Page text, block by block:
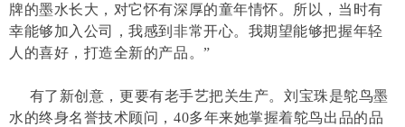
牌的墨水长大，对它怀有深厚的童年情怀。所以，当时有
幸能够加入公司，我感到非常开心。我期望能够把握年轻
人的喜好，打造全新的产品。”
有了新创意，更要有老手艺把关生产。刘宝珠是鸵鸟墨
水的终身名誉技术顾问，40多年来她掌握着鸵鸟出品的品